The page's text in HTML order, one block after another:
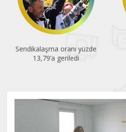
Sendikalaşma oranı yüzde
13,79’a geriledi